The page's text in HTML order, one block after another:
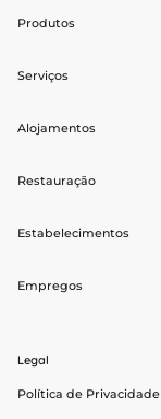
Produtos
Serviços
Alojamentos
Restauração
Estabelecimentos
Empregos
Legal
Política de Privacidade